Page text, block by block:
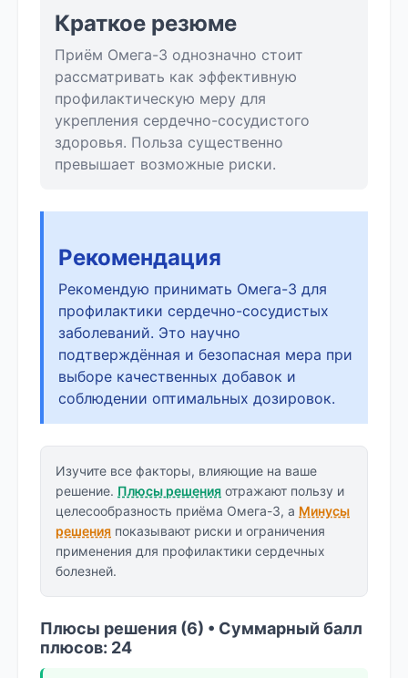
Краткое резюме
Приём Омега-3 однозначно стоит
рассматривать как эффективную
профилактическую меру для
укрепления сердечно-сосудистого
здоровья. Польза существенно
превышает возможные риски.
Рекомендация
Рекомендую принимать Омега-3 для
профилактики сердечно-сосудистых
заболеваний. Это научно
подтверждённая и безопасная мера при
выборе качественных добавок и
соблюдении оптимальных дозировок.
Изучите все факторы, влияющие на ваше
решение. Плюсы решения отражают пользу и
целесообразность приёма Омега-3, а Минусы
решения показывают риски и ограничения
применения для профилактики сердечных
болезней.
Плюсы решения (6) • Суммарный балл
плюсов: 24